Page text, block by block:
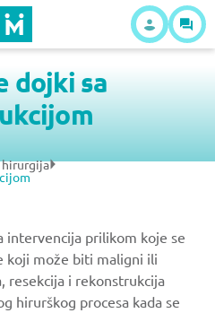
dojki sa
hirurgija
intervencija prilikom koje se
koji može biti maligni ili
resekcija i rekonstrukcija
hirurškog procesa kada se